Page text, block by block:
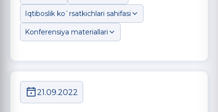
Iqtiboslik ko`rsatkichlari sahifasi
Konferensiya materiallari
21.09.2022